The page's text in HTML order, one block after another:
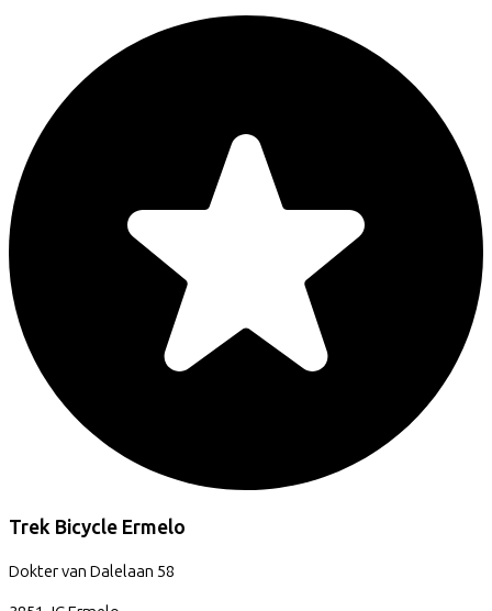
Trek Bicycle Ermelo
Dokter van Dalelaan 58